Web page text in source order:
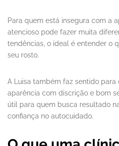
Para quem está insegura com a
atencioso pode fazer muita
tendências, o ideal é entender o
seu rosto.
A Luisa também faz sentido para
aparência com discrição e bom
útil para quem busca resultado
confiança no autocuidado.